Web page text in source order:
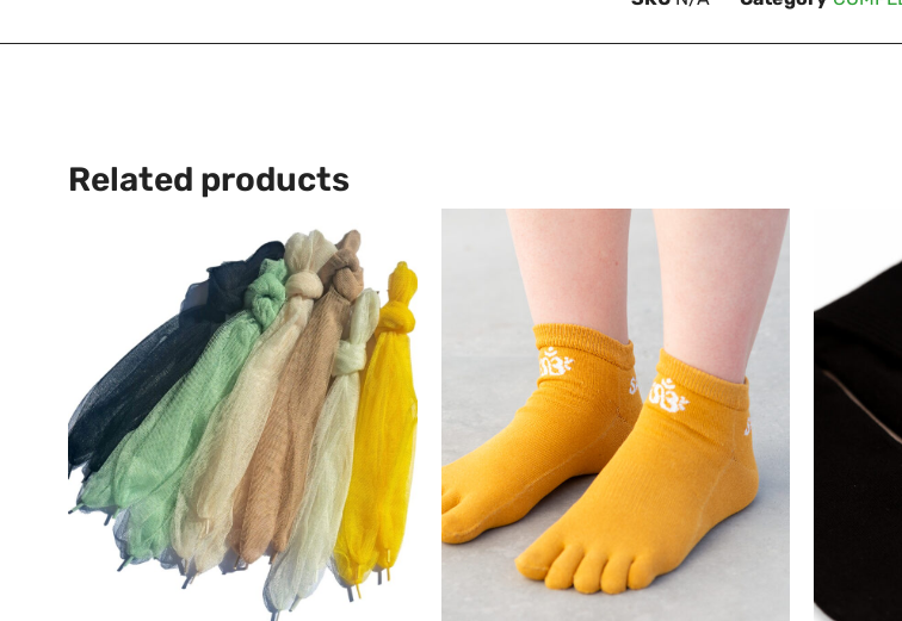
Related products